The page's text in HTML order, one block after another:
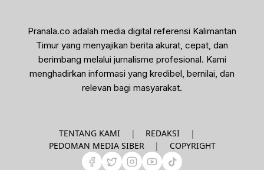
Pranala.co adalah media digital referensi Kalimantan
Timur yang menyajikan berita akurat, cepat, dan
berimbang melalui jurnalisme profesional. Kami
menghadirkan informasi yang kredibel, bernilai, dan
relevan bagi masyarakat.
TENTANG KAMI | REDAKSI
|
PEDOMAN MEDIA SIBER
| COPYRIGHT